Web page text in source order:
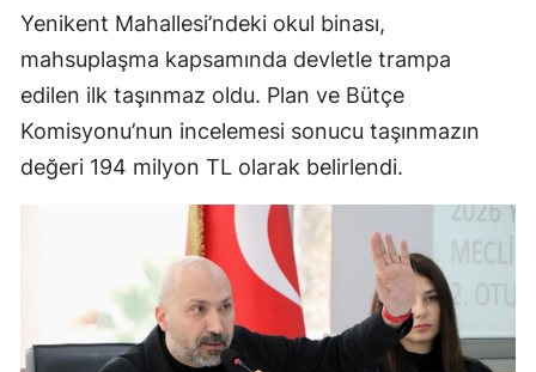
Yenikent Mahallesi’ndeki okul binası,
mahsuplaşma kapsamında devletle trampa
edilen ilk taşınmaz oldu. Plan ve Bütçe
Komisyonu’nun incelemesi sonucu taşınmazın
değeri 194 milyon TL olarak belirlendi.